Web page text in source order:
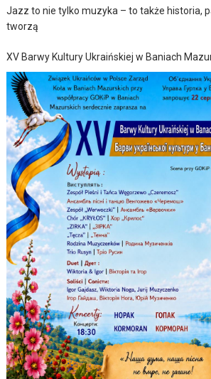
Jazz to nie tylko muzyka – to także historia,
tworzą
XV Barwy Kultury Ukraińskiej w Baniach